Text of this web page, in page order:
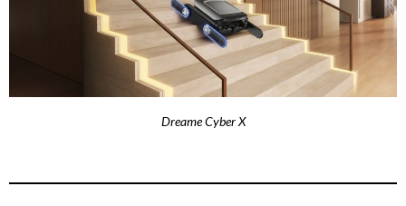
Dreame Cyber X